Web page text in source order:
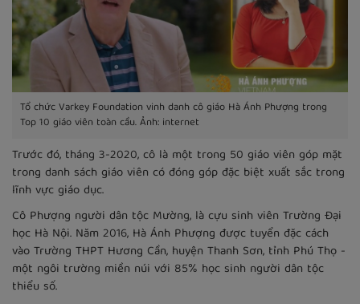
Tổ chức Varkey Foundation vinh danh cô giáo Hà Ánh Phượng trong
Top 10 giáo viên toàn cầu. Ảnh: internet
Trước đó, tháng 3-2020, cô là một trong 50 giáo viên góp mặt
trong danh sách giáo viên có đóng góp đặc biệt xuất sắc trong
lĩnh vực giáo dục.
Cô Phượng người dân tộc Mường, là cựu sinh viên Trường Đại
học Hà Nội. Năm 2016, Hà Ánh Phượng được tuyển đặc cách
vào Trường THPT Hương Cần, huyện Thanh Sơn, tỉnh Phú Thọ -
một ngôi trường miền núi với 85% học sinh người dân tộc
thiểu số.